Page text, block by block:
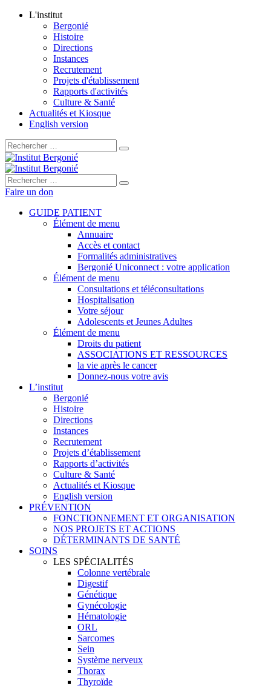
L'institut
Bergonié
Histoire
Directions
Instances
Recrutement
Projets d'établissement
Rapports d'activités
Culture & Santé
Actualités et Kiosque
English version
Rechercher :
Rechercher :
Faire un don
GUIDE PATIENT
Élément de menu
Annuaire
Accès et contact
Formalités administratives
Bergonié Uniconnect : votre application
Élément de menu
Consultations et téléconsultations
Hospitalisation
Votre séjour
Adolescents et Jeunes Adultes
Élément de menu
Droits du patient
ASSOCIATIONS ET RESSOURCES
la vie après le cancer
Donnez-nous votre avis
L’institut
Bergonié
Histoire
Directions
Instances
Recrutement
Projets d’établissement
Rapports d’activités
Culture & Santé
Actualités et Kiosque
English version
PRÉVENTION
FONCTIONNEMENT ET ORGANISATION
NOS PROJETS ET ACTIONS
DÉTERMINANTS DE SANTÉ
SOINS
LES SPÉCIALITÉS
Colonne vertébrale
Digestif
Génétique
Gynécologie
Hématologie
ORL
Sarcomes
Sein
Système nerveux
Thorax
Thyroïde